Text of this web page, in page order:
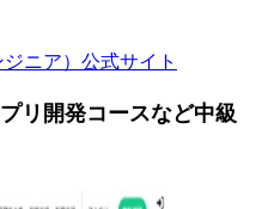
ニア）公式サイト
リ開発コースなど中級